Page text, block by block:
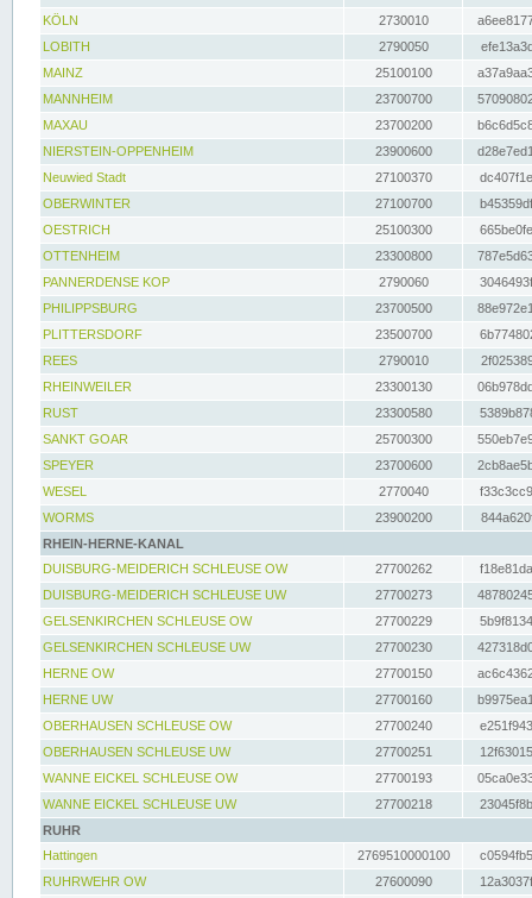
KÖLN
2730010
LOBITH
2790050
MAINZ
25100100
MANNHEIM
23700700
MAXAU
23700200
NIERSTEIN-OPPENHEIM
23900600
Neuwied Stadt
27100370
OBERWINTER
27100700
OESTRICH
25100300
OTTENHEIM
23300800
PANNERDENSE KOP
2790060
PHILIPPSBURG
23700500
PLITTERSDORF
23500700
REES
2790010
RHEINWEILER
23300130
RUST
23300580
SANKT GOAR
25700300
SPEYER
23700600
WESEL
2770040
WORMS
23900200
RHEIN-HERNE-KANAL
DUISBURG-MEIDERICH SCHLEUSE OW
27700262
DUISBURG-MEIDERICH SCHLEUSE UW
27700273
GELSENKIRCHEN SCHLEUSE OW
27700229
GELSENKIRCHEN SCHLEUSE UW
27700230
HERNE OW
27700150
HERNE UW
27700160
OBERHAUSEN SCHLEUSE OW
27700240
OBERHAUSEN SCHLEUSE UW
27700251
WANNE EICKEL SCHLEUSE OW
27700193
WANNE EICKEL SCHLEUSE UW
27700218
RUHR
Hattingen
2769510000100
RUHRWEHR OW
27600090